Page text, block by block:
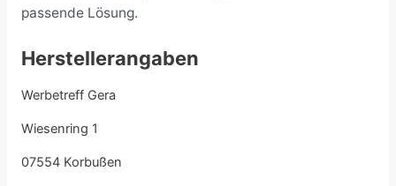
passende Lösung.
Herstellerangaben
Werbetreff Gera
Wiesenring 1
07554 Korbußen